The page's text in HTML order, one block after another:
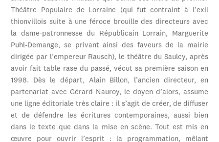
Théâtre Populaire de Lorraine (qui fut contraint à l’exil
thionvillois suite à une féroce brouille des directeurs avec
la dame-patronnesse du Républicain Lorrain, Marguerite
Puhl-Demange, se privant ainsi des faveurs de la mairie
dirigée par l’empereur Rausch), le théâtre du Saulcy, après
avoir fait table rase du passé, vécut sa première saison en
1998. Dès le départ, Alain Billon, l’ancien directeur, en
partenariat avec Gérard Nauroy, le doyen d’alors, assume
une ligne éditoriale très claire : il s’agit de créer, de diffuser
et de défendre les écritures contemporaines, aussi bien
dans le texte que dans la mise en scène. Tout est mis en
œuvre pour ouvrir l’esprit : la programmation, mêlant